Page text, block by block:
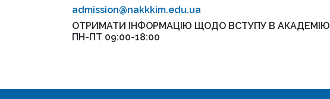
admission@nakkkim.edu.ua
ОТРИМАТИ ІНФОРМАЦІЮ ЩОДО ВСТУПУ В АКАДЕМІЮ
ПН-ПТ 09:00-18:00